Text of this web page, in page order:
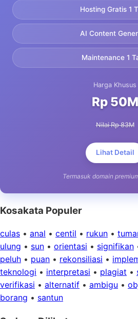
Hosting Gratis 1
AI Content
Maintenance 1
Harga Khusus
Rp 50M
Nilai Rp 83M
Lihat Detail
Termasuk domain
Kosakata Populer
culas • anal • centil • rukun •
ulung • sun • orientasi • signifikan
peluh • puan • rekonsiliasi •
teknologi • interpretasi • plagiat •
verifikasi • alternatif • ambigu •
borang • santun